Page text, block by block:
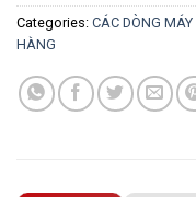
Categories: CÁC DÒNG MÁY
HÀNG